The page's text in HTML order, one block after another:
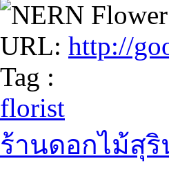
URL: http://
Tag :
florist
ร้านดอกไม้สุ